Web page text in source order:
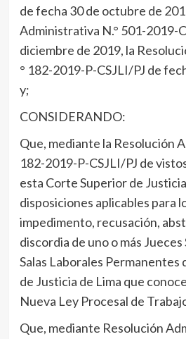
de fecha 30 de octubre de
Administrativa N.° 501-2019-
diciembre de 2019, la
° 182-2019-P-CSJLI/PJ de
y;
CONSIDERANDO:
Que, mediante la Resolución
182-2019-P-CSJLI/PJ de
esta Corte Superior de
disposiciones aplicables para
impedimento, recusación,
discordia de uno o más
Salas Laborales Permanentes
de Justicia de Lima que
Nueva Ley Procesal de
Que, mediante Resolución